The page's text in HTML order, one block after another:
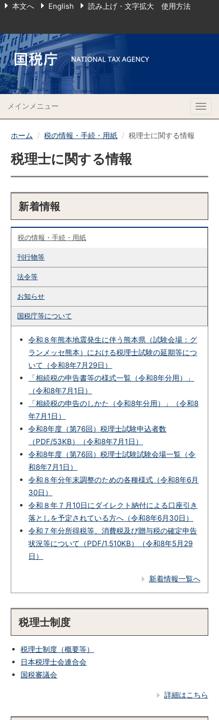
本文へ English 読み上げ・文字拡大 使用方法
メインメニュー
ホーム 税の情報・手続・用紙 税理士に関する情報
税理士に関する情報
新着情報
税の情報・手続・用紙
刊行物等
法令等
お知らせ
国税庁等について
令和８年熊本地震発生に伴う熊本県（試験会場：グ
ランメッセ熊本）における税理士試験の延期等につ
いて（令和8年7月29日）
「相続税の申告書等の様式一覧（令和8年分用）」
（令和8年7月1日）
「相続税の申告のしかた（令和8年分用）」（令和8
年7月1日）
令和8年度（第76回）税理士試験申込者数
（PDF/53KB）（令和8年7月1日）
令和8年度（第76回）税理士試験試験会場一覧（令
和8年7月1日）
令和８年分年末調整のための各種様式（令和8年6月
30日）
令和８年７月10日にダイレクト納付による口座引き
落としを予定されている方へ（令和8年6月30日）
令和７年分所得税等、消費税及び贈与税の確定申告
状況等について（PDF/1,510KB）（令和8年5月29
日）
新着情報一覧へ
税理士制度
税理士制度（概要等）
日本税理士会連合会
国税審議会
詳細はこちら